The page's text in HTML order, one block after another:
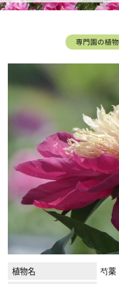
専門園の植物
植物名
芍薬